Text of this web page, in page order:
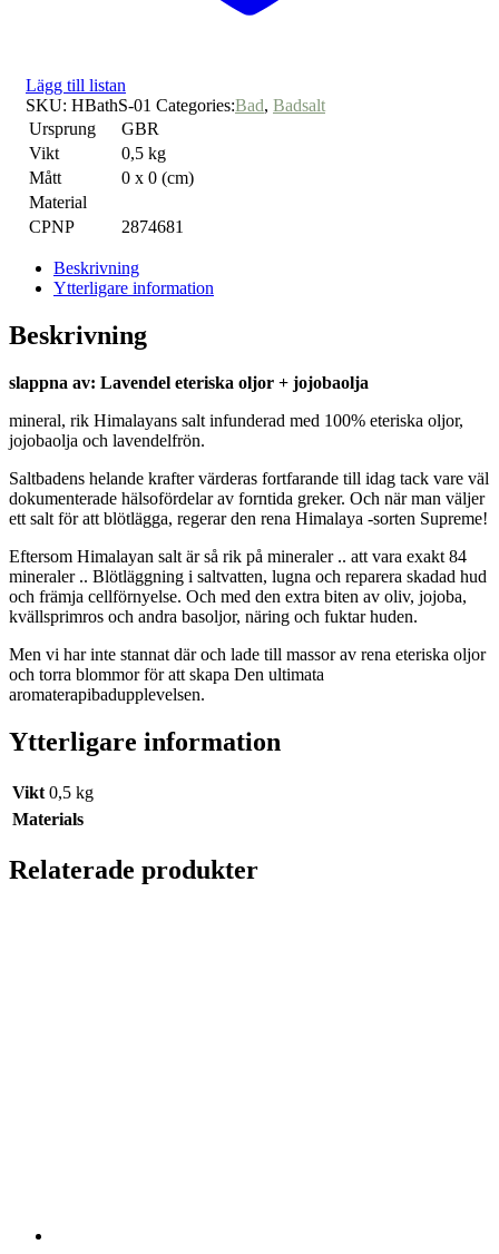
Lägg till listan
SKU: HBathS-01 Categories:Bad, Badsalt
Ursprung
GBR
Vikt
0,5 kg
Mått
0 x 0 (cm)
Material
CPNP
2874681
Beskrivning
Ytterligare information
Beskrivning
slappna av: Lavendel eteriska oljor + jojobaolja
mineral, rik Himalayans salt infunderad med 100% eteriska oljor,
jojobaolja och lavendelfrön.
Saltbadens helande krafter värderas fortfarande till idag tack vare väl
dokumenterade hälsofördelar av forntida greker. Och när man väljer
ett salt för att blötlägga, regerar den rena Himalaya -sorten Supreme!
Eftersom Himalayan salt är så rik på mineraler .. att vara exakt 84
mineraler .. Blötläggning i saltvatten, lugna och reparera skadad hud
och främja cellförnyelse. Och med den extra biten av oliv, jojoba,
kvällsprimros och andra basoljor, näring och fuktar huden.
Men vi har inte stannat där och lade till massor av rena eteriska oljor
och torra blommor för att skapa Den ultimata
aromaterapibadupplevelsen.
Ytterligare information
Vikt 0,5 kg
Materials
Relaterade produkter